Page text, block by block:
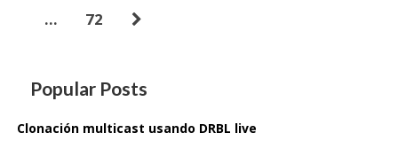
entradas
… 72
Popular Posts
Clonación multicast usando DRBL live